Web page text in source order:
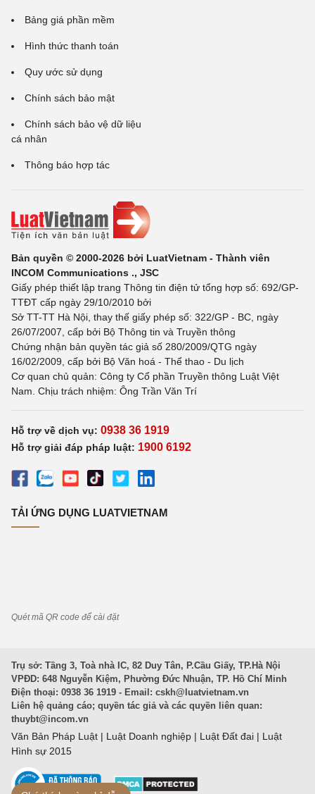
Bảng giá phần mềm
Hình thức thanh toán
Quy ước sử dụng
Chính sách bảo mật
Chính sách bảo vệ dữ liệu
cá nhân
Thông báo hợp tác
Bản quyền © 2000-2026 bởi LuatVietnam - Thành viên
INCOM Communications ., JSC
Giấy phép thiết lập trang Thông tin điện tử tổng hợp số: 692/GP-
TTĐT cấp ngày 29/10/2010 bởi
Sở TT-TT Hà Nội, thay thế giấy phép số: 322/GP - BC, ngày
26/07/2007, cấp bởi Bộ Thông tin và Truyền thông
Chứng nhận bản quyền tác giả số 280/2009/QTG ngày
16/02/2009, cấp bởi Bộ Văn hoá - Thể thao - Du lịch
Cơ quan chủ quản: Công ty Cổ phần Truyền thông Luật Việt
Nam. Chịu trách nhiệm: Ông Trần Văn Trí
Hỗ trợ về dịch vụ: 0938 36 1919
Hỗ trợ giải đáp pháp luật: 1900 6192
TẢI ỨNG DỤNG LUATVIETNAM
Quét mã QR code để cài đặt
Trụ sở: Tầng 3, Toà nhà IC, 82 Duy Tân, P.Cầu Giấy, TP.Hà Nội
VPĐD: 648 Nguyễn Kiệm, Phường Đức Nhuận, TP. Hồ Chí Minh
Điện thoại: 0938 36 1919 - Email: cskh@luatvietnam.vn
Liên hệ quảng cáo; quyền tác giả và các quyền liên quan:
thuybt@incom.vn
Văn Bản Pháp Luật | Luật Doanh nghiệp | Luật Đất đai | Luật
Hình sự 2015